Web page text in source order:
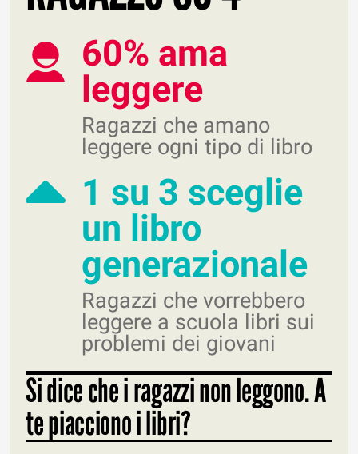
60% ama
leggere
Ragazzi che amano
leggere ogni tipo di libro
1 su 3 sceglie
un libro
generazionale
Ragazzi che vorrebbero
leggere a scuola libri sui
problemi dei giovani
Si dice che i ragazzi non leggono. A
te piacciono i libri?